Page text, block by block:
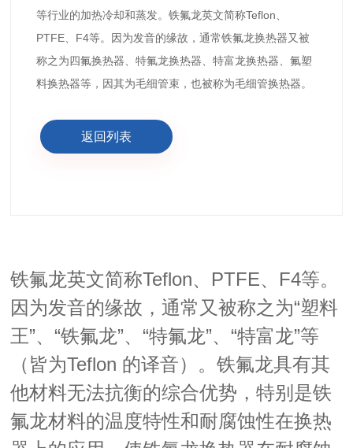
等行业的加热冷却和蒸发。 铁氟龙英文简称Teflon、
PTFE、 F4等。因为发音的缘故，通常铁氟龙换热器又被
称之为四氟换热器、特氟龙换热器、特富龙换热器、氟塑
料换热器等，因其为毛细管束，也被称为毛细管换热器。
返回列表
铁氟龙英文简称Teflon、 PTFE、 F4等。
因为发音的缘故，通常又被称之为“塑料
王”、“铁氟龙”、“特氟龙”、“特富龙”等
（皆为Teflon 的译音）。铁氟龙具有其
他材料无法抗衡的综合优势，特别是铁
氟龙材料的温度特性和耐腐蚀性在换热